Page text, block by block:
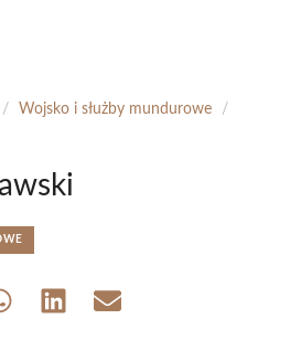
/ Wojsko i służby mundurowe
/
Share Share